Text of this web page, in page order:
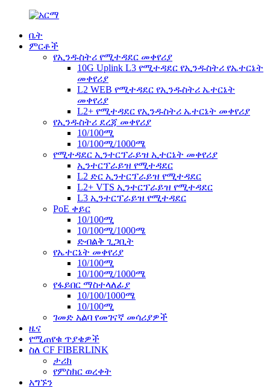
ቤት
ምርቶች
የኢንዱስትሪ የሚተዳደር መቀየሪያ
10G Uplink L3 የሚተዳደር የኢንዱስትሪ የኤተርኔት
መቀየሪያ
L2 WEB የሚተዳደር የኢንዱስትሪ ኤተርኔት
መቀየሪያ
L2+ የሚተዳደር የኢንዱስትሪ ኤተርኔት መቀየሪያ
የኢንዱስትሪ ደረጃ መቀየሪያ
10/100ሚ
10/100ሚ/1000ሜ
የሚተዳደር ኢንተርፕራይዝ ኢተርኔት መቀየሪያ
ኢንተርፕራይዝ የሚተዳደር
L2 ድር ኢንተርፕራይዝ የሚተዳደር
L2+ VTS ኢንተርፕራይዝ የሚተዳደር
L3 ኢንተርፕራይዝ የሚተዳደር
PoE ቀይር
10/100ሚ
10/100ሚ/1000ሜ
ድብልቅ ጊጋቢት
የኤተርኔት መቀየሪያ
10/100ሚ
10/100ሚ/1000ሜ
የፋይበር ማስተላለፊያ
10/100/1000ሜ
10/100ሚ
ገመድ አልባ የመገናኛ መሳሪያዎች
ዜና
የሚጠየቁ ጥያቄዎች
ስለ CF FIBERLINK
ታሪክ
የምስክር ወረቀት
አግኙን